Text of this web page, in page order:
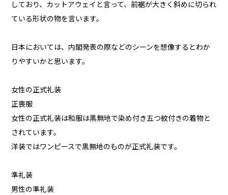
しており、カットアウェイと言って、前裾が大きく斜めに切られ
ている形状の物を言います。
日本においては、内閣発表の際などのシーンを想像するとわか
りやすいかと思います。
女性の正式礼装
正喪服
女性の正式礼装は和服は黒無地で染め付き五つ紋付きの着物と
されています。
洋装ではワンピースで黒無地のものが正式礼装です。
準礼装
男性の準礼装